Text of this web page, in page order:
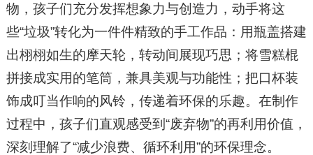
物，孩子们充分发挥想象力与创造力，动手将这
些“垃圾”转化为一件件精致的手工作品：用瓶盖搭建
出栩栩如生的摩天轮，转动间展现巧思；将雪糕棍
拼接成实用的笔筒，兼具美观与功能性；把口杯装
饰成叮当作响的风铃，传递着环保的乐趣。在制作
过程中，孩子们直观感受到“废弃物”的再利用价值，
深刻理解了“减少浪费、循环利用”的环保理念。